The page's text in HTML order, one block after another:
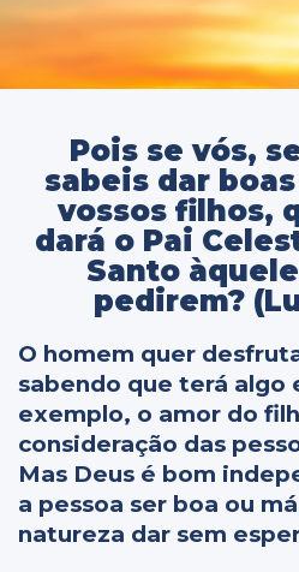
Pois se vós,
sabeis dar
vossos filhos,
dará o Pai
Santo
pedirem?
O homem quer
sabendo que terá algo
exemplo, o amor do
consideração das
Mas Deus é bom
a pessoa ser boa ou
natureza dar sem